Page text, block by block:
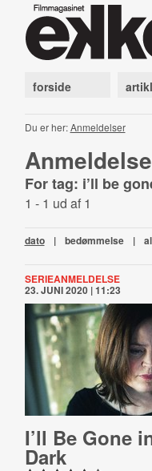
forside
Du er her:Anmeldelser
For tag: i’ll be
1 - 1 ud af 1
dato | bedømmelse |
SERIEANMELDELSE
23. JUNI 2020 | 11:23
I’ll Be Gone
Dark